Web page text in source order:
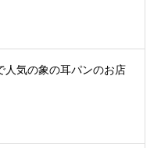
人気の象の耳パンのお店